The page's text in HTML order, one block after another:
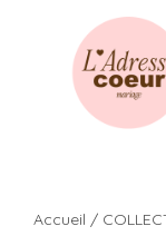
Accueil /